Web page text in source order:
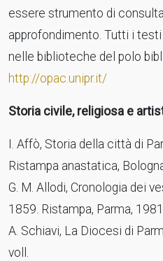
essere strumento di
approfondimento. Tutti i
nelle biblioteche del polo
http://opac.unipr.it/
Storia civile, religiosa e
I. Affò, Storia della città di
Ristampa anastatica,
G. M. Allodi, Cronologia dei
1859. Ristampa, Parma,
A. Schiavi, La Diocesi di
voll.